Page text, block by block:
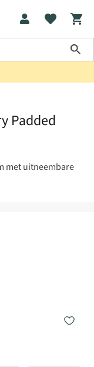
Padded
met uitneembare